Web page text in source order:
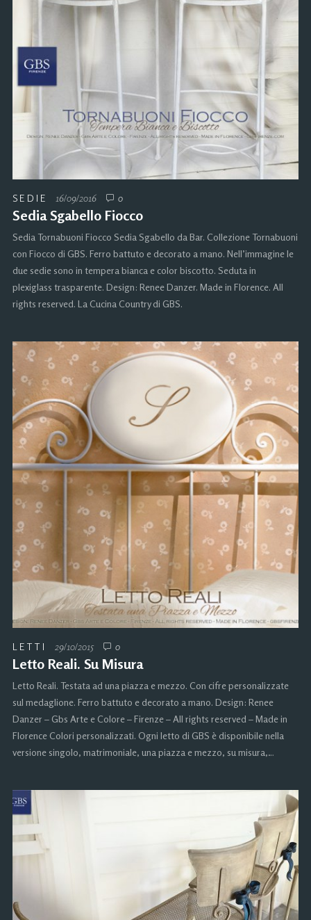
SEDIE 16/09/2016 0
Sedia Sgabello Fiocco
Sedia Tornabuoni Fiocco Sedia Sgabello da Bar. Collezione Tornabuoni
con Fiocco di GBS. Ferro battuto e decorato a mano. Nell’immagine le
due sedie sono in tempera bianca e color biscotto. Seduta in
plexiglass trasparente. Design: Renee Danzer. Made in Florence. All
rights reserved. La Cucina Country di GBS.
LETTI 29/10/2015 0
Letto Reali. Su Misura
Letto Reali. Testata ad una piazza e mezzo. Con cifre personalizzate
sul medaglione. Ferro battuto e decorato a mano. Design: Renee
Danzer – Gbs Arte e Colore – Firenze – All rights reserved – Made in
Florence Colori personalizzati. Ogni letto di GBS è disponibile nella
versione singolo, matrimoniale, una piazza e mezzo, su misura,…